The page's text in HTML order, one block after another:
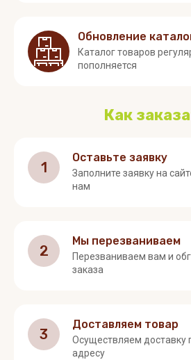
Обновление
Каталог товаров
пополняется
Как
1
Оставьте заявку
Заполните заявку на
нам
2
Мы перезваниваем
Перезваниваем вам и
заказа
3
Доставляем товар
Осуществляем доставку
адресу